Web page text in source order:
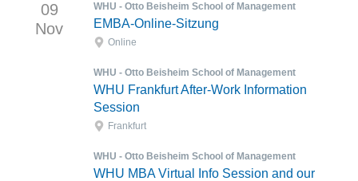
09
Nov
WHU - Otto Beisheim School of Management
EMBA-Online-Sitzung
Online
WHU - Otto Beisheim School of Management
WHU Frankfurt After-Work Information
Session
Frankfurt
WHU - Otto Beisheim School of Management
WHU MBA Virtual Info Session and our